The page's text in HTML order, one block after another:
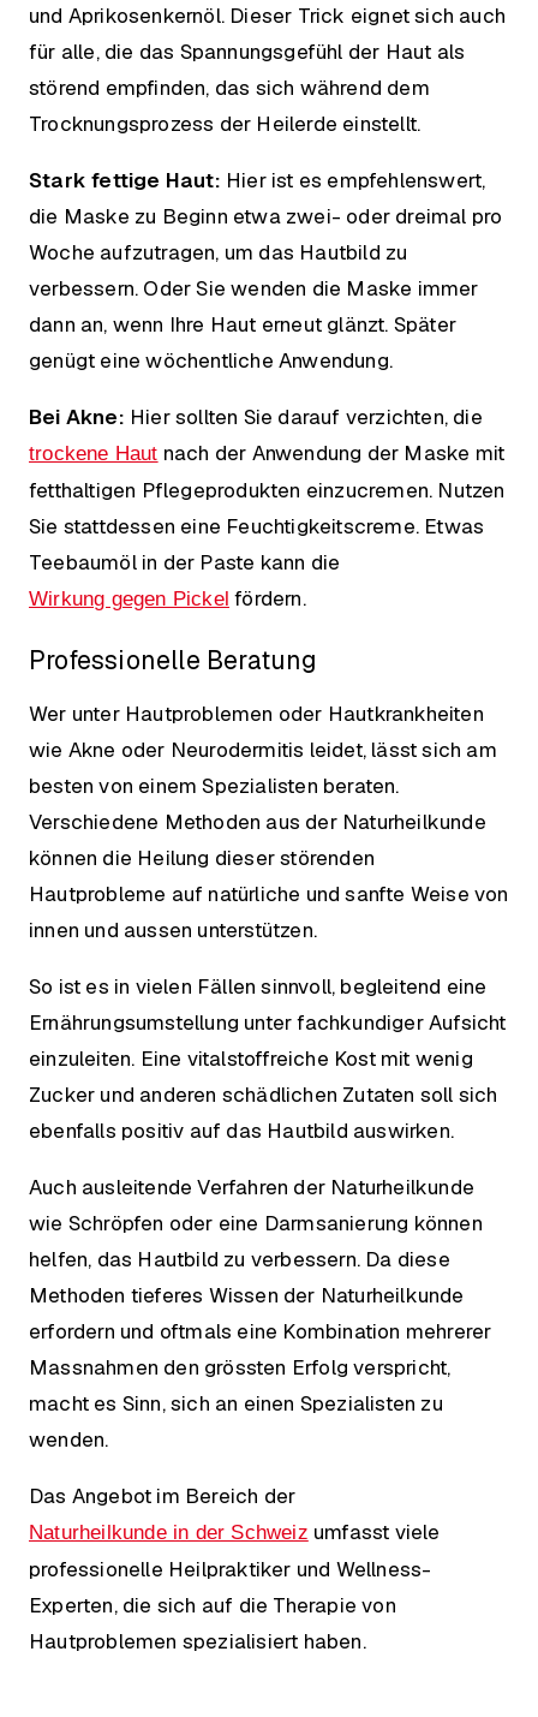
und Aprikosenkernöl. Dieser Trick eignet sich auch
für alle, die das Spannungsgefühl der Haut als
störend empfinden, das sich während dem
Trocknungsprozess der Heilerde einstellt.
Stark fettige Haut: Hier ist es empfehlenswert,
die Maske zu Beginn etwa zwei- oder dreimal pro
Woche aufzutragen, um das Hautbild zu
verbessern. Oder Sie wenden die Maske immer
dann an, wenn Ihre Haut erneut glänzt. Später
genügt eine wöchentliche Anwendung.
Bei Akne: Hier sollten Sie darauf verzichten, die
trockene Haut nach der Anwendung der Maske mit
fetthaltigen Pflegeprodukten einzucremen. Nutzen
Sie stattdessen eine Feuchtigkeitscreme. Etwas
Teebaumöl in der Paste kann die
Wirkung gegen Pickel fördern.
Professionelle Beratung
Wer unter Hautproblemen oder Hautkrankheiten
wie Akne oder Neurodermitis leidet, lässt sich am
besten von einem Spezialisten beraten.
Verschiedene Methoden aus der Naturheilkunde
können die Heilung dieser störenden
Hautprobleme auf natürliche und sanfte Weise von
innen und aussen unterstützen.
So ist es in vielen Fällen sinnvoll, begleitend eine
Ernährungsumstellung unter fachkundiger Aufsicht
einzuleiten. Eine vitalstoffreiche Kost mit wenig
Zucker und anderen schädlichen Zutaten soll sich
ebenfalls positiv auf das Hautbild auswirken.
Auch ausleitende Verfahren der Naturheilkunde
wie Schröpfen oder eine Darmsanierung können
helfen, das Hautbild zu verbessern. Da diese
Methoden tieferes Wissen der Naturheilkunde
erfordern und oftmals eine Kombination mehrerer
Massnahmen den grössten Erfolg verspricht,
macht es Sinn, sich an einen Spezialisten zu
wenden.
Das Angebot im Bereich der
Naturheilkunde in der Schweiz umfasst viele
professionelle Heilpraktiker und Wellness-
Experten, die sich auf die Therapie von
Hautproblemen spezialisiert haben.